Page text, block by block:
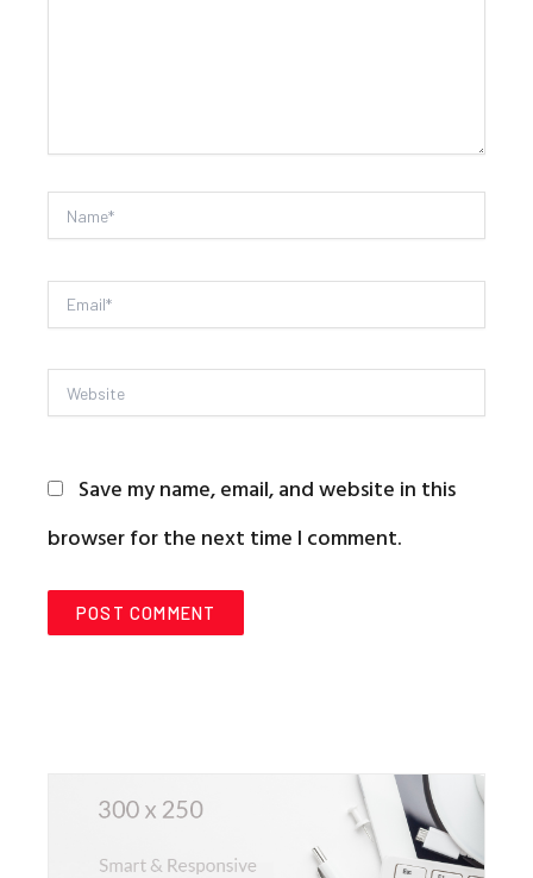
Name*
Email*
Website
Save my name, email, and website in this
browser for the next time I comment.